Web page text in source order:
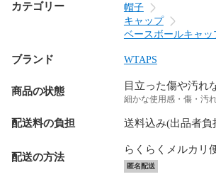
カテゴリー
帽子
キャップ
ベースボールキャッ
ブランド WTAPS
商品の状態 目立った傷や汚れ
細かな使用感・傷・汚
配送料の負担 送料込み(出品者負
配送の方法
らくらくメルカリ
匿名配送